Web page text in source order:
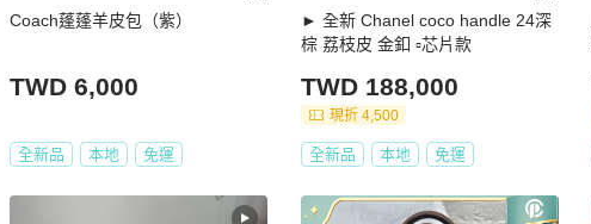
Coach蓬蓬羊皮包（紫）
TWD 6,000
全新品 本地 免運
► 全新 Chanel coco handle 24深
棕 荔枝皮 金釦 ▫️芯片款
TWD 188,000
現折 4,500
全新品 本地 免運